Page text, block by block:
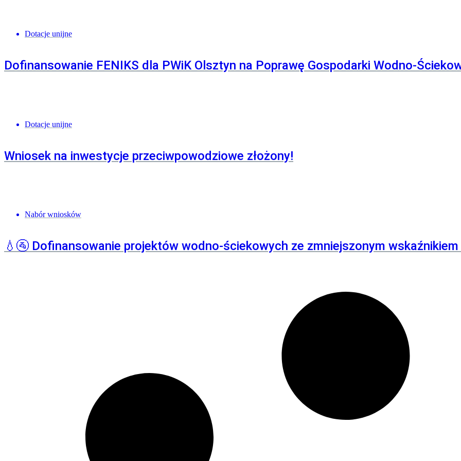
Dotacje unijne
Dofinansowanie FENIKS dla PWiK Olsztyn na Poprawę Gospodarki Wodno-
Dotacje unijne
Wniosek na inwestycje przeciwpowodziowe złożony!
Nabór wniosków
💧🚰 Dofinansowanie projektów wodno-ściekowych ze zmniejszonym